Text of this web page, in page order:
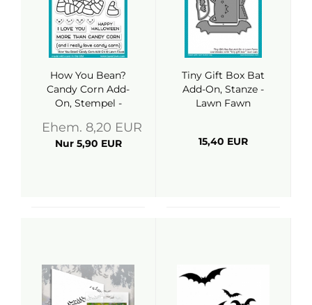
How You Bean?
Candy Corn Add-
On, Stempel -
Ehem. 8,20 EUR
Nur 5,90 EUR
Tiny Gift Box Bat
Add-On, Stanze -
Lawn Fawn
15,40 EUR